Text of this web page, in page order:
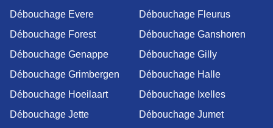
Débouchage Evere
Débouchage Fleurus
Débouchage Forest
Débouchage Ganshoren
Débouchage Genappe
Débouchage Gilly
Débouchage Grimbergen
Débouchage Halle
Débouchage Hoeilaart
Débouchage Ixelles
Débouchage Jette
Débouchage Jumet